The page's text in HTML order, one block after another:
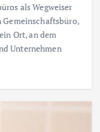
als Wegweiser
Ort, an dem
Unternehmen